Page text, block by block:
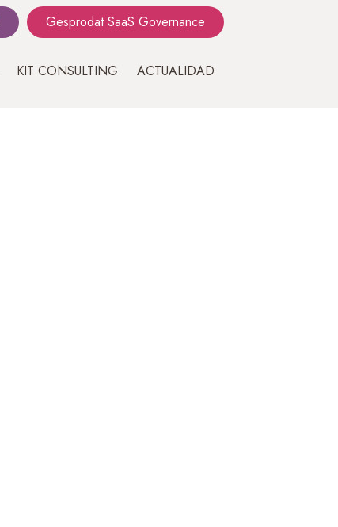
Gesprodat SaaS Governance
KIT CONSULTING ACTUALIDAD